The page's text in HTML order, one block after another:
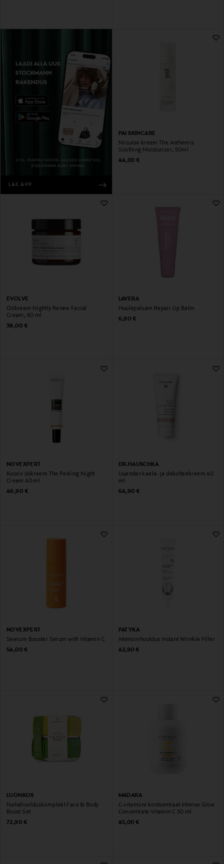
LAE ÄPP
PAI SKINCARE
Niisutav kreem The Anthemis
Soothing Moisturizer, 50ml
Original Price
44,00 €
EVOLVE
Öökreem Nightly Renew Facial
Cream, 60 ml
Original Price
38,00 €
LAVERA
Huulepalsam Repair Lip Balm
Original Price
6,90 €
NOVEXPERT
Kooriv öökreem The Peeling Night
Cream 40 ml
Original Price
46,90 €
DR.HAUSCHKA
Uuendav kaela- ja dekolteekreem 40
ml
Original Price
64,90 €
NOVEXPERT
Seerum Booster Serum with Vitamin C
Original Price
54,00 €
PATYKA
Intensiivhooldus Instant Wrinkle Filler
Original Price
42,90 €
LUONKOS
Nahahoolduskomplekt Face & Body
Boost Set
Original Price
72,90 €
MADARA
C-vitamiini kontsentraat Intense Glow
Concentrate Vitamin C 30 ml
Original Price
45,00 €